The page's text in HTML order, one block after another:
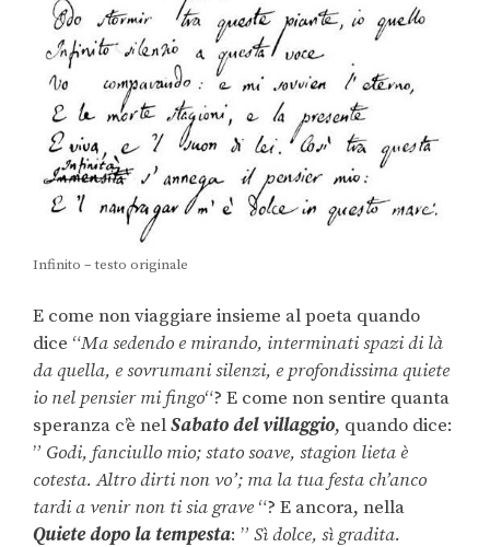
Infinito – testo originale
E come non viaggiare insieme al poeta quando
dice “Ma sedendo e mirando, interminati spazi di là
da quella, e sovrumani silenzi, e profondissima quiete
io nel pensier mi fingo“? E come non sentire quanta
speranza c’è nelSabato del villaggio, quando dice:
” Godi, fanciullo mio; stato soave, stagion lieta è
cotesta. Altro dirti non vo’; ma la tua festa ch’anco
tardi a venir non ti sia grave “? E ancora, nella
Quiete dopo la tempesta: ” Sì dolce, sì gradita.